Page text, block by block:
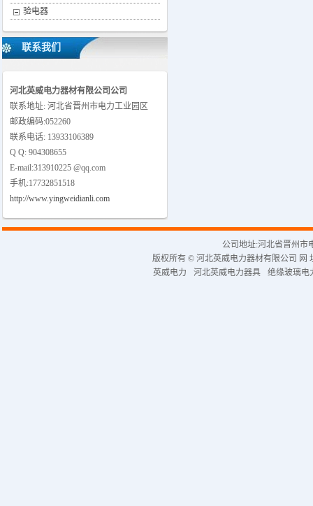
验电器
联系我们
河北英威电力器材有限公司公司
联系地址: 河北省晋州市电力工业园区
邮政编码:052260
联系电话: 13933106389
Q Q: 904308655
E-mail:313910225 @qq.com
手机:17732851518
http://www.yingweidianli.com
公司地址:河北省晋州市
版权所有 © 河北英威电力器材有限公司 网
英威电力
河北英威电力器具 绝缘玻璃电